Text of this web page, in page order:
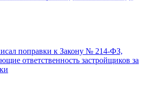
поправки к Закону № 214-ФЗ,
ответственность застройщиков за